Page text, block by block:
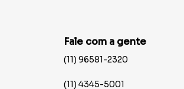
Fale com a gente
(11) 96581-2320
(11) 4345-5001